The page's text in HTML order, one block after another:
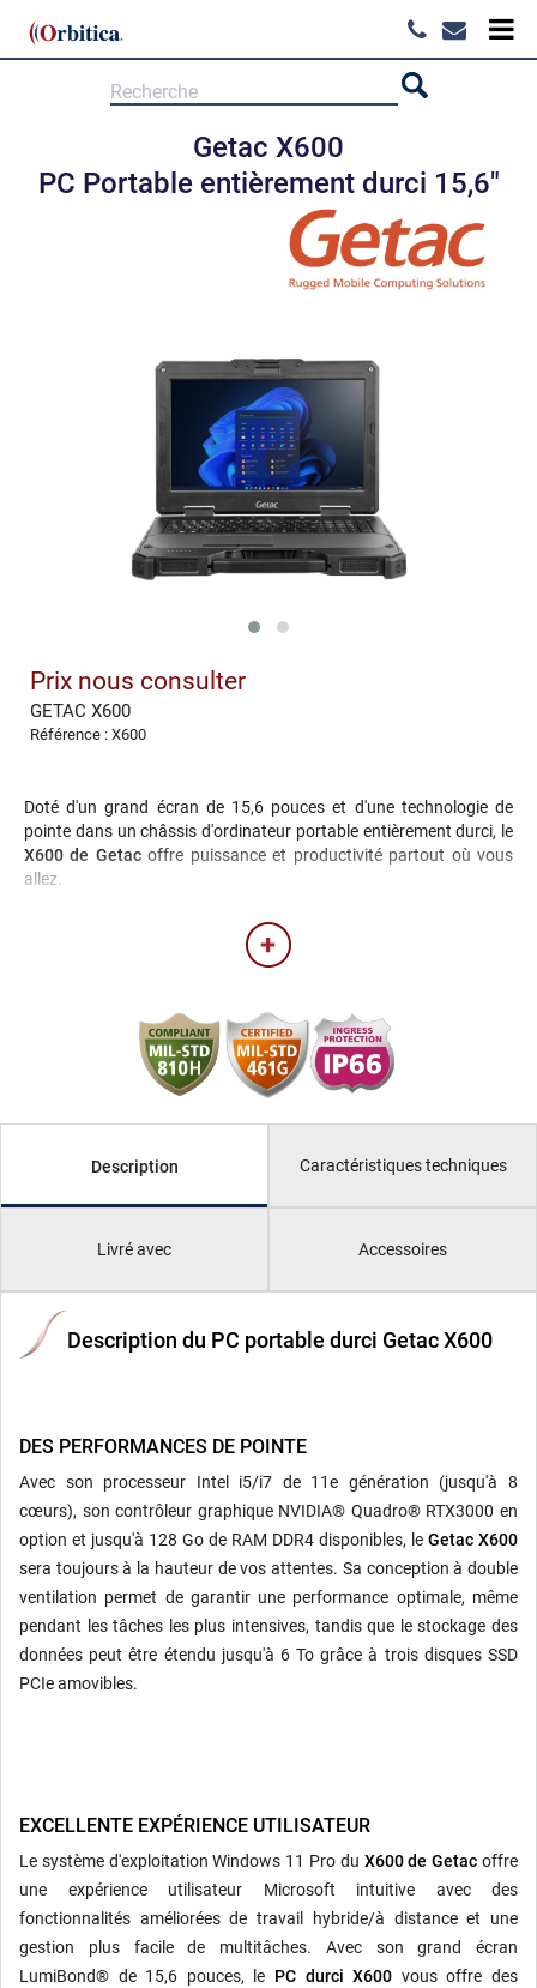
Getac X600
PC Portable entièrement durci 15,6"
Prix nous consulter
GETAC X600
Référence : X600
Doté d'un grand écran de 15,6 pouces et d'une technologie de
pointe dans un châssis d'ordinateur portable entièrement durci, le
X600 de Getacoffre puissance et productivité partout où vous
allez.
Description Caractéristiques techniques
Livré avec Accessoires
Description du PC portable durci Getac X600
DES PERFORMANCES DE POINTE
Avec son processeur Intel i5/i7 de 11e génération (jusqu'à 8
cœurs), son contrôleur graphique NVIDIA® Quadro® RTX3000 en
option et jusqu'à 128 Go de RAM DDR4 disponibles, le Getac X600
sera toujours à la hauteur de vos attentes. Sa conception à double
ventilation permet de garantir une performance optimale, même
pendant les tâches les plus intensives, tandis que le stockage des
données peut être étendu jusqu'à 6 To grâce à trois disques SSD
PCIe amovibles.
EXCELLENTE EXPÉRIENCE UTILISATEUR
Le système d'exploitation Windows 11 Pro du X600 de Getac offre
une expérience utilisateur Microsoft intuitive avec des
fonctionnalités améliorées de travail hybride/à distance et une
gestion plus facile de multitâches. Avec son grand écran
LumiBond® de 15,6 pouces, le PC durci X600 vous offre des